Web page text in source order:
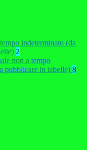
indeterminato (da
2
non a tempo
pubblicare in tabelle) 8